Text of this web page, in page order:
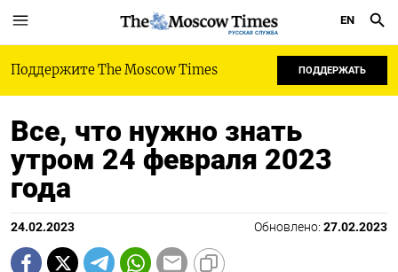
РУССКАЯ СЛУЖБА
EN
Поддержите The Moscow Times ПОДДЕРЖАТЬ
Все, что нужно знать
утром 24 февраля 2023
года
24.02.2023 Обновлено: 27.02.2023